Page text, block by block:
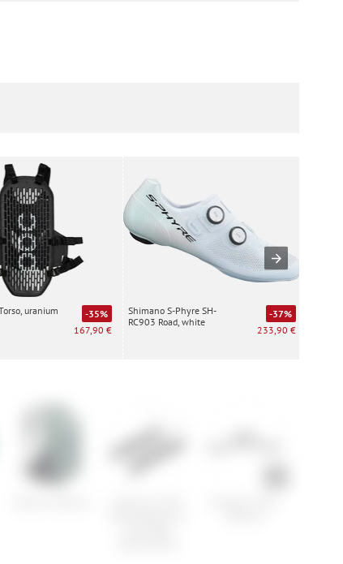
uranium
-35%
167,90 €
Shimano S-Phyre SH-
RC903 Road, white
-37%
233,90 €